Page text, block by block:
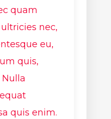
quam
nec,
eu,
quis,
Nulla
quis enim.